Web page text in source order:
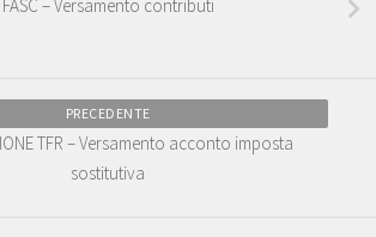
FASC – Versamento contributi
PRECEDENTE
TFR – Versamento acconto imposta
sostitutiva